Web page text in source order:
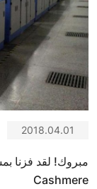
2018.04.01
Cashmere